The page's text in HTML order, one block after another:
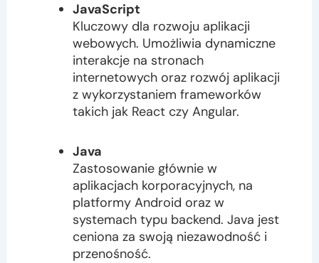
JavaScript
Kluczowy dla rozwoju aplikacji
webowych. Umożliwia dynamiczne
interakcje na stronach
internetowych oraz rozwój aplikacji
z wykorzystaniem frameworków
takich jak React czy Angular.
Java
Zastosowanie głównie w
aplikacjach korporacyjnych, na
platformy Android oraz w
systemach typu backend. Java jest
ceniona za swoją niezawodność i
przenośność.